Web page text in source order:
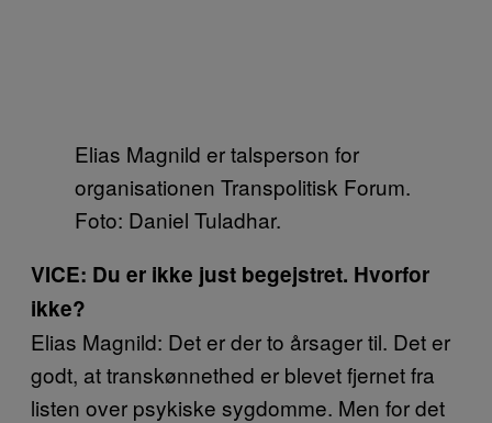
Elias Magnild er talsperson for
organisationen Transpolitisk Forum.
Foto: Daniel Tuladhar.
VICE: Du er ikke just begejstret. Hvorfor
ikke?
Elias Magnild: Det er der to årsager til. Det er
godt, at transkønnethed er blevet fjernet fra
listen over psykiske sygdomme. Men for det